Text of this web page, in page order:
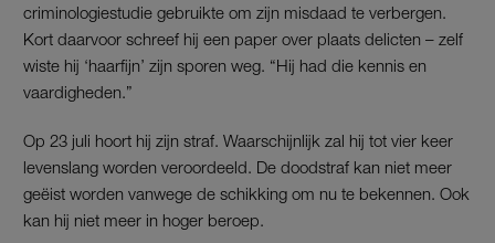
criminologiestudie gebruikte om zijn misdaad te verbergen.
Kort daarvoor schreef hij een paper over plaats delicten – zelf
wiste hij ‘haarfijn’ zijn sporen weg. “Hij had die kennis en
vaardigheden.”
Op 23 juli hoort hij zijn straf. Waarschijnlijk zal hij tot vier keer
levenslang worden veroordeeld. De doodstraf kan niet meer
geëist worden vanwege de schikking om nu te bekennen. Ook
kan hij niet meer in hoger beroep.